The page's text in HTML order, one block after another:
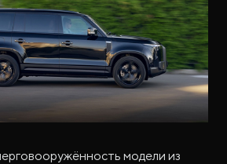
модели из